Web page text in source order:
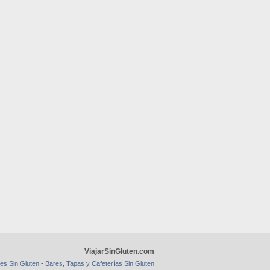
ViajarSinGluten.com
Sin Gluten - Bares, Tapas y Cafeterías Sin Gluten